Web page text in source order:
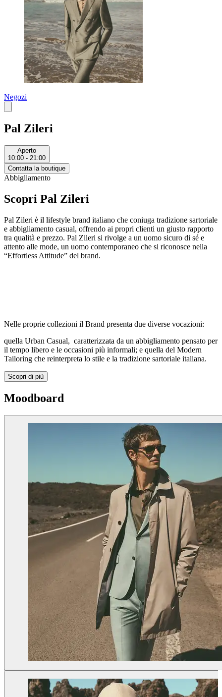
Negozi
Pal Zileri
Aperto
10:00 - 21:00
Contatta la boutique
Abbigliamento
Scopri Pal Zileri
Pal Zileri è il lifestyle brand italiano che coniuga tradizione sartoriale
e abbigliamento casual, offrendo ai propri clienti un giusto rapporto
tra qualità e prezzo. Pal Zileri si rivolge a un uomo sicuro di sé e
attento alle mode, un uomo contemporaneo che si riconosce nella
“Effortless Attitude” del brand.
Nelle proprie collezioni il Brand presenta due diverse vocazioni:
quella Urban Casual, caratterizzata da un abbigliamento pensato per
il tempo libero e le occasioni più informali; e quella del Modern
Tailoring che reinterpreta lo stile e la tradizione sartoriale italiana.
Scopri di più
Moodboard